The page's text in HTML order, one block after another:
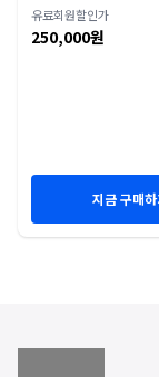
유료회원할인가
250,000원
지금 구매하